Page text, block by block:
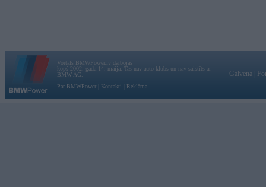
Vortāls BMWPower.lv darbojas
kopš 2002. gada 14. maija. Tas nav auto klubs un nav saistīts ar
BMW AG.
Par BMWPower
Kontakti Reklāma
Galvena